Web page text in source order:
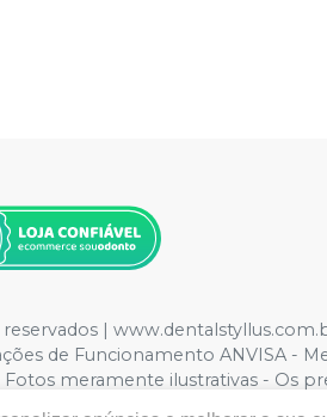
|
de Funcionamento ANVISA -
meramente ilustrativas - Os
Não vendemos por atacado,